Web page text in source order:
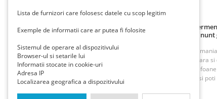
Lista de furnizori care folosesc datele cu scop legitim
Exemple de informatii care ar putea fi folosite
Sistemul de operare al dispozitivului
Browser-ul si setarile lui
Informatii stocate in cookie-uri
Adresa IP
Localizarea geografica a dispozitivului
Politică de confidențialitate Politica cookie
Principii de publicare anunț gratuit
Cum adaug
ROAnunt este o platforma de vanzare si cumparare din
oferte foarte bune din Bucuresti, Iasi, Cluj, Craiova, Timisoara
imobiliare, inchirieri imobiliare, vanzari case, terenuri,
munca. Cu ROAnunt adaugi anunturi gratuite foarte rapid si